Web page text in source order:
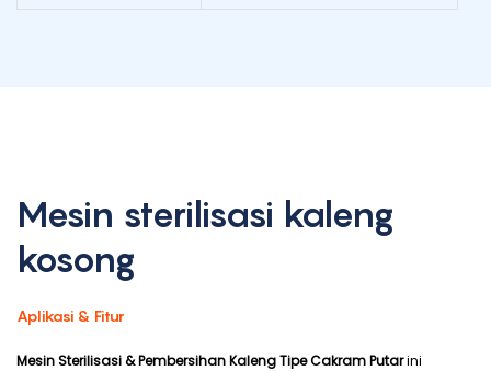
Mesin sterilisasi kaleng
kosong
Aplikasi & Fitur
Mesin Sterilisasi & Pembersihan Kaleng Tipe Cakram Putarini